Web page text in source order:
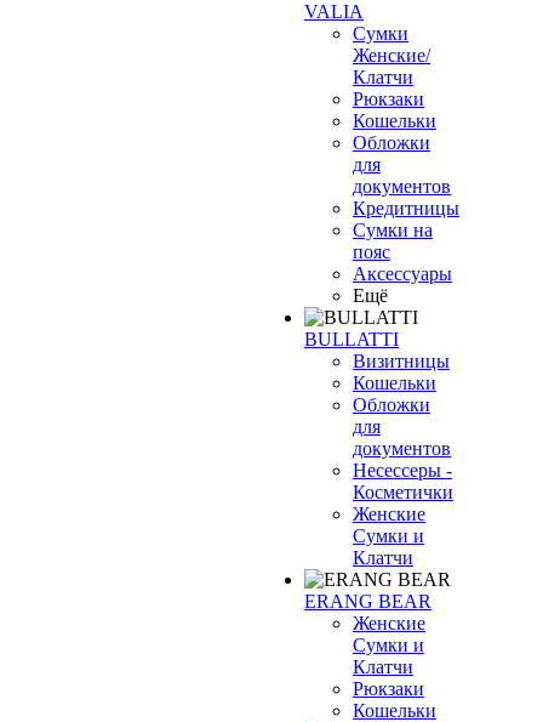
VALIA
Сумки
Женские/
Клатчи
Рюкзаки
Кошельки
Обложки
для
документов
Кредитницы
Сумки на
пояс
Аксессуары
Ещё
BULLATTI
Визитницы
Кошельки
Обложки
для
документов
Несессеры -
Косметички
Женские
Сумки и
Клатчи
ERANG BEAR
Женские
Сумки и
Клатчи
Рюкзаки
Кошельки